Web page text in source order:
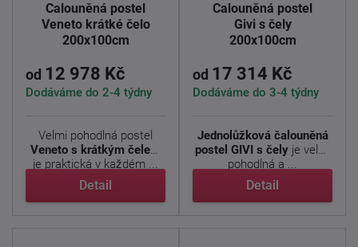
Čalouněná postel
Veneto krátké čelo
200x100cm
od 12 978 Kč
Dodáváme do 2-4 týdny
Velmi pohodlná postel
Veneto s krátkým čelem
je praktická v každém ...
Detail
Čalouněná postel
Givi s čely
200x100cm
od 17 314 Kč
Dodáváme do 3-4 týdny
Jednolůžková čalouněná
postel GIVI s čely je velmi
pohodlná a ...
Detail